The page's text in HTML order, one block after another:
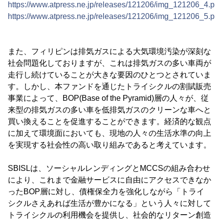
https://www.atpress.ne.jp/releases/121206/
https://www.atpress.ne.jp/releases/121206/
また、フィリピンは排気ガスによる大気環境汚染が深刻な
社会問題化しておりますが、これは排気ガスの多い車両が
走行し続けていることが大きな要因のひとつとされていま
す。しかし、本ファンドを通じたトライシクルの割賦販売
事業によって、BOP(Base of the Pyramid)層の人々が、従
来型の排気ガスの多い車を低排気ガスのクリーンな車へと
買い換えることを促進することができます。経済的な観点
に加えて環境面においても、現地の人々の生活水準の向上
を実現する社会性の高い取り組みであると考えています。
SBISLは、ソーシャルレンディングとMCCSの組み合わせ
により、これまで金融サービスに自由にアクセスできなか
ったBOP層に対し、債権保全力を強化しながら「トライ
シクルさえあれば生活が豊かになる」という人々に対して
トライシクルの利用機会を提供し、社会的なリターン創造